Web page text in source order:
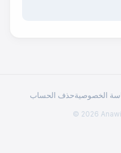
حذف الحسابالخصوصية
© 2026